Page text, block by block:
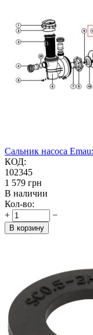
Сальник насоса
КОД:
102345
‍1 579‍ грн
В наличии
Кол-во:
+
−
В корзину